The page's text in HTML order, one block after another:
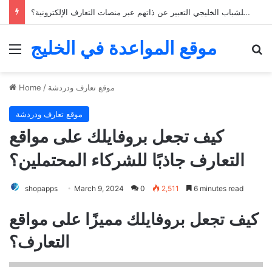
كيف يمكن للشباب الخليجي التعبير عن ذاتهم عبر منصات التعارف الإلكترونية؟
Menu
موقع المواعدة في الخليج
Home / موقع تعارف ودردشة
موقع تعارف ودردشة
كيف تجعل بروفايلك على مواقع
التعارف جاذبًا للشركاء المحتملين؟
shopapps March 9, 2024 0 2,511 6 minutes read
كيف تجعل بروفايلك مميزًا على مواقع
التعارف؟